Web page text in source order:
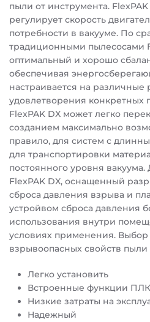
пыли от инструмента.
регулирует скорость
потребности в вакууме. По
традиционными пылесосами
оптимальный и хорошо
обеспечивая
настраивается на
удовлетворения конкретных
FlexPAK DX может легко
созданием максимально
правило, для систем с
для транспортировки
постоянного уровня
FlexPAK DX, оснащенный
сброса давления взрыва и
устройвом сброса давления
использования внутри
условиях применения. Выбор
взрывоопасных свойств пыли
Легко установить
Встроенные функции ПЛК
Низкие затраты на
Надежный